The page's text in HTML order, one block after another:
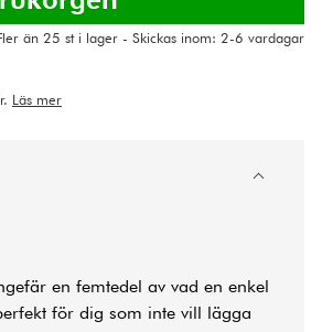
än 25 st i lager - Skickas inom: 2-6 vardagar
Läs mer
en femtedel av vad en enkel
för dig som inte vill lägga